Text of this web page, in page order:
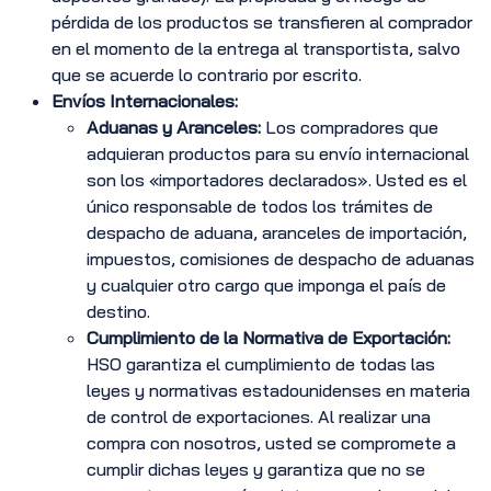
pérdida de los productos se transfieren al comprador
en el momento de la entrega al transportista, salvo
que se acuerde lo contrario por escrito.
Envíos Internacionales:
Aduanas y Aranceles: Los compradores que
adquieran productos para su envío internacional
son los «importadores declarados». Usted es el
único responsable de todos los trámites de
despacho de aduana, aranceles de importación,
impuestos, comisiones de despacho de aduanas
y cualquier otro cargo que imponga el país de
destino.
Cumplimiento de la Normativa de Exportación:
HSO garantiza el cumplimiento de todas las
leyes y normativas estadounidenses en materia
de control de exportaciones. Al realizar una
compra con nosotros, usted se compromete a
cumplir dichas leyes y garantiza que no se